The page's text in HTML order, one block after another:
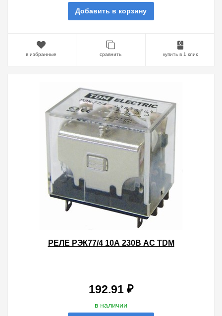
Добавить в корзину
в избранные сравнить купить в 1 клик
РЕЛЕ РЭК77/4 10А 230В АC TDM
192.91 ₽
в наличии